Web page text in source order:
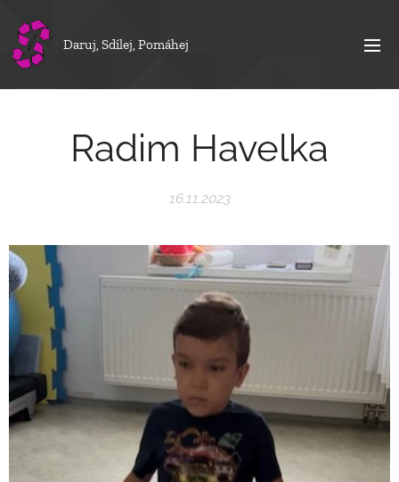
Daruj, Sdílej, Pomáhej
Radim Havelka
16.11.2023